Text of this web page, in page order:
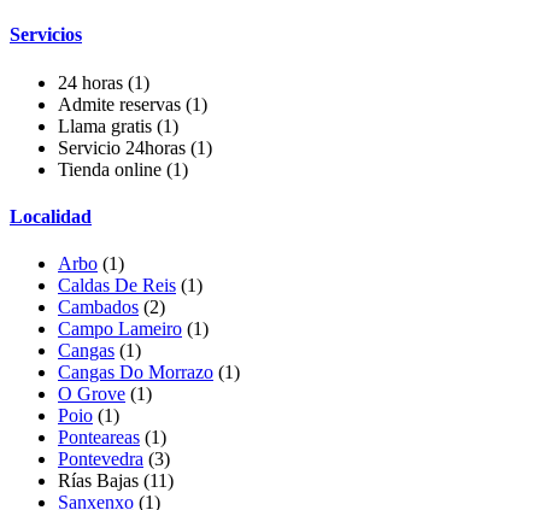
Servicios
24 horas (1)
Admite reservas (1)
Llama gratis (1)
Servicio 24horas (1)
Tienda online (1)
Localidad
Arbo (1)
Caldas De Reis (1)
Cambados (2)
Campo Lameiro (1)
Cangas (1)
Cangas Do Morrazo (1)
O Grove (1)
Poio (1)
Ponteareas (1)
Pontevedra (3)
Rías Bajas (11)
Sanxenxo (1)